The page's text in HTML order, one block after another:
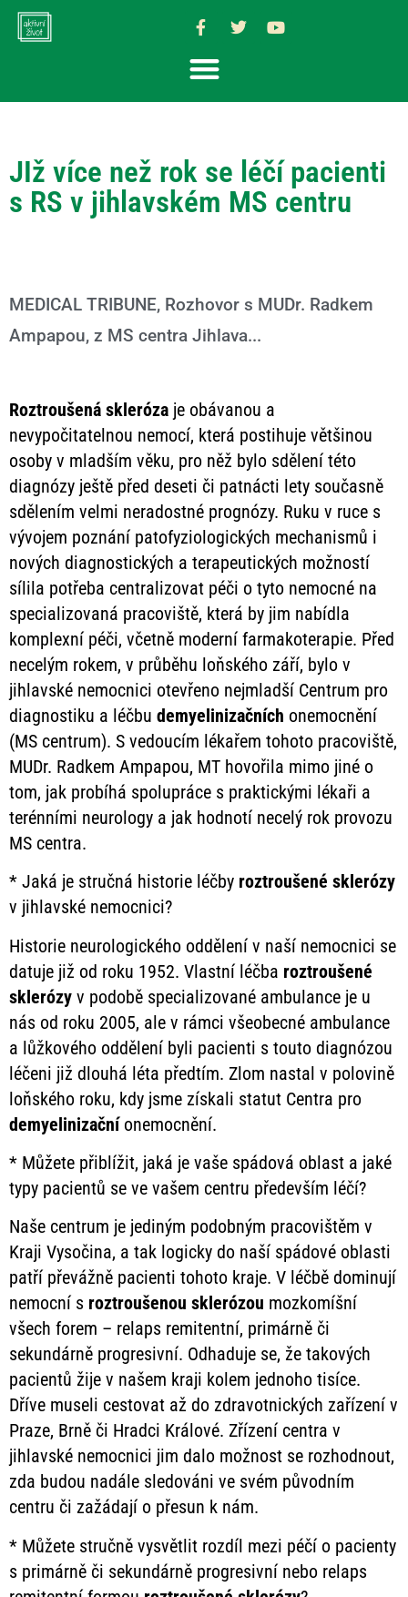
JIž více než rok se léčí pacienti
s RS v jihlavském MS centru
MEDICAL TRIBUNE, Rozhovor s MUDr. Radkem
Ampapou, z MS centra Jihlava...
Roztroušená skleróza je obávanou a
nevypočitatelnou nemocí, která postihuje většinou
osoby v mladším věku, pro něž bylo sdělení této
diagnózy ještě před deseti či patnácti lety současně
sdělením velmi neradostné prognózy. Ruku v ruce s
vývojem poznání patofyziologických mechanismů i
nových diagnostických a terapeutických možností
sílila potřeba centralizovat péči o tyto nemocné na
specializovaná pracoviště, která by jim nabídla
komplexní péči, včetně moderní farmakoterapie. Před
necelým rokem, v průběhu loňského září, bylo v
jihlavské nemocnici otevřeno nejmladší Centrum pro
diagnostiku a léčbu demyelinizačních onemocnění
(MS centrum). S vedoucím lékařem tohoto pracoviště,
MUDr. Radkem Ampapou, MT hovořila mimo jiné o
tom, jak probíhá spolupráce s praktickými lékaři a
terénními neurology a jak hodnotí necelý rok provozu
MS centra.
* Jaká je stručná historie léčby roztroušené sklerózy
v jihlavské nemocnici?
Historie neurologického oddělení v naší nemocnici se
datuje již od roku 1952. Vlastní léčba roztroušené
sklerózy v podobě specializované ambulance je u
nás od roku 2005, ale v rámci všeobecné ambulance
a lůžkového oddělení byli pacienti s touto diagnózou
léčeni již dlouhá léta předtím. Zlom nastal v polovině
loňského roku, kdy jsme získali statut Centra pro
demyelinizačníonemocnění.
* Můžete přiblížit, jaká je vaše spádová oblast a jaké
typy pacientů se ve vašem centru především léčí?
Naše centrum je jediným podobným pracovištěm v
Kraji Vysočina, a tak logicky do naší spádové oblasti
patří převážně pacienti tohoto kraje. V léčbě dominují
nemocní s roztroušenou sklerózou mozkomíšní
všech forem – relaps remitentní, primárně či
sekundárně progresivní. Odhaduje se, že takových
pacientů žije v našem kraji kolem jednoho tisíce.
Dříve museli cestovat až do zdravotnických zařízení v
Praze, Brně či Hradci Králové. Zřízení centra v
jihlavské nemocnici jim dalo možnost se rozhodnout,
zda budou nadále sledováni ve svém původním
centru či zažádají o přesun k nám.
* Můžete stručně vysvětlit rozdíl mezi péčí o pacienty
s primárně či sekundárně progresivní nebo relaps